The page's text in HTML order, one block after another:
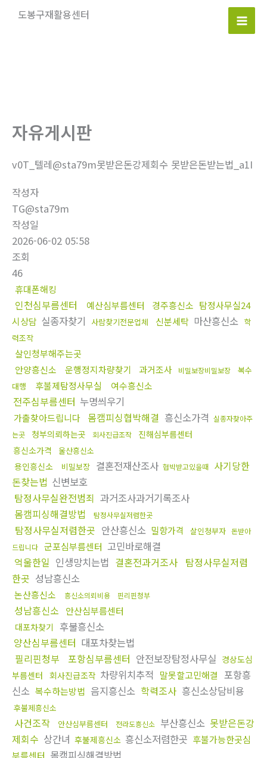
도봉구재활용센터
Main
자유게시판
v0T_텔레@sta79m못받은돈강제회수 못받은돈받는법_a1I
작성자
TG@sta79m
작성일
2026-06-02 05:58
조회
46
휴대폰해킹
인천심부름센터 예산심부름센터 경주흥신소 탐정사무실24
시상담 실종자찾기 사람찾기전문업체 신분세탁 마산흥신소 학
력조작
살인청부해주는곳
안양흥신소
운행정지차량찾기 과거조사 비밀보장비밀보장
복수
대행
후불제탐정사무실 여수흥신소
전주심부름센터 누명씌우기
가출찾아드립니다 몸캠피싱협박해결 흥신소가격 실종자찾아주
는곳
청부의뢰하는곳 회사진급조작
진해심부름센터
흥신소가격
울산흥신소
용인흥신소 비밀보장 결혼전재산조사 협박받고있을때 사기당한
돈찾는법 신변보호
탐정사무실완전범죄 과거조사과거기록조사
몸캠피싱해결방법
탐정사무실저렴한곳
탐정사무실저렴한곳 안산흥신소 밀항가격 살인청부자 돈받아
드립니다 군포심부름센터 고민바로해결
억울한일 인생망치는법 결혼전과거조사 탐정사무실저렴
한곳 성남흥신소
논산흥신소 흥신소의뢰비용 핀리핀청부
성남흥신소 안산심부름센터
대포차찾기
후불흥신소
양산심부름센터 대포차찾는법
필리핀청부
포항심부름센터 안전보장탐정사무실 경상도심
부름센터 회사진급조작 차량위치추적 말못할고민해결 포항흥
신소 복수하는방법 음지흥신소 학력조사 흥신소상담비용
후불제흥신소
사건조작 안산심부름센터 전라도흥신소 부산흥신소 못받은돈강
제회수 상간녀 후불제흥신소 흥신소저렴한곳 후불가능한곳심
부름센터